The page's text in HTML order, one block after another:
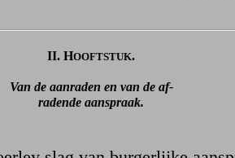
II. HOOFTSTUK.
Van de aanraden en van de af-
radende aanspraak.